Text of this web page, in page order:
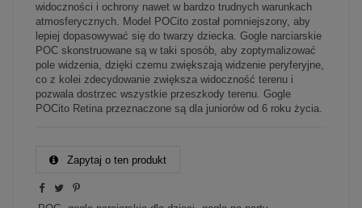
widoczności i ochrony nawet w bardzo trudnych warunkach
atmosferycznych. Model POCito został pomniejszony, aby
lepiej dopasowywać się do twarzy dziecka. Gogle narciarskie
POC skonstruowane są w taki sposób, aby zoptymalizować
pole widzenia, dzięki czemu zwiększają widzenie peryferyjne,
co z kolei zdecydowanie zwiększa widoczność terenu i
pozwala dostrzec wszystkie przeszkody terenu. Gogle
POCito Retina przeznaczone są dla juniorów od 6 roku życia.
Zapytaj o ten produkt